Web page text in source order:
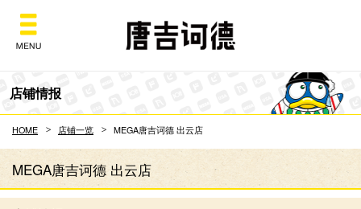
店铺情报
HOME 店铺一览 MEGA唐吉诃德 出云店
MEGA唐吉诃德 出云店